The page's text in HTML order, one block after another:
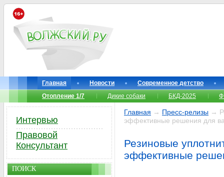
Главная Новости
Современное детство
Отопление 1/7
Дикие собаки БКД-2025
Главная → Пресс-релизы →
эффективные решения для
Резиновые
эффективные
Интервью
Правовой
Консультант
ПОИСК